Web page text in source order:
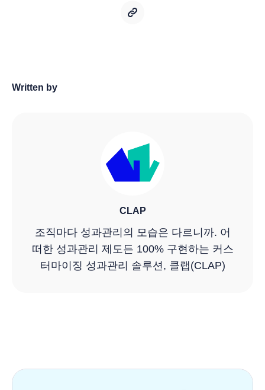
Written by
CLAP
조직마다 성과관리의 모습은 다르니까. 어
떠한 성과관리 제도든 100% 구현하는 커스
터마이징 성과관리 솔루션, 클랩(CLAP)